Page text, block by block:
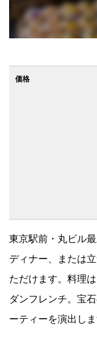
IRラ
よくある
価格
東京駅前・丸ビル
ディナー、または
ただけます。料理
ダンフレンチ。宝
ーティーを演出しま